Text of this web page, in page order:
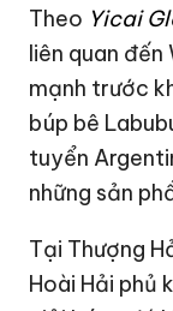
Theo Yicai
liên quan
mạnh trước
búp bê
tuyển
những sản
Tại Thượng
Hoài Hải phủ